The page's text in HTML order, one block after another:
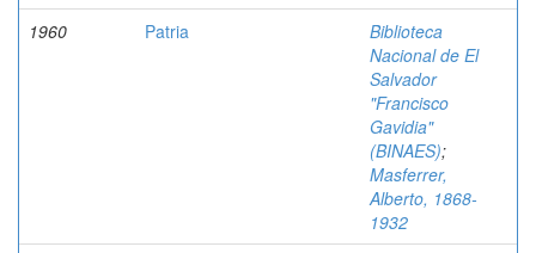
1960
Patria
Biblioteca
Nacional de El
Salvador
"Francisco
Gavidia"
(BINAES);
Masferrer,
Alberto, 1868-
1932